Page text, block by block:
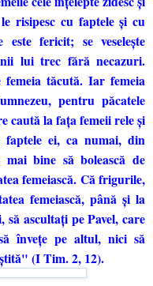
risipesc cu faptele şi cu
fericit; se veseleşte
lui trec fără necazuri.
femeia tăcută. Iar femeia
pentru păcatele
caută la faţa femeii rele şi
ei, ca numai, din
mai bine să bolească de
femeiască. Că frigurile,
femeiască, până şi la
ascultaţi pe Pavel, care
înveţe pe altul, nici să
(I Tim. 2, 12).